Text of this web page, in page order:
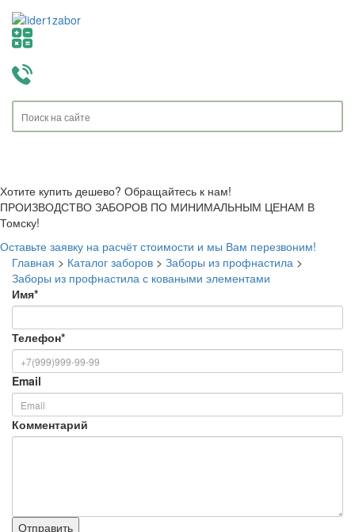
Хотите купить дешево? Обращайтесь к нам!
ПРОИЗВОДСТВО ЗАБОРОВ ПО МИНИМАЛЬНЫМ ЦЕНАМ В
Томску!
Оставьте заявку на расчёт стоимости и мы Вам перезвоним!
Главная > Каталог заборов > Заборы из профнастила >
Заборы из профнастила с коваными элементами
Имя*
Телефон*
Email
Комментарий